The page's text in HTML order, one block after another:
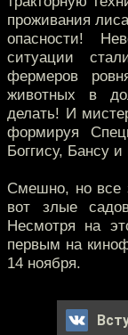
проживания
опасности!
ситуации
фермеров
животных в
делать! И
формируя
Боггису, Бансу
Смешно, но все
вот злые
Несмотря на
первым на
14 ноября.